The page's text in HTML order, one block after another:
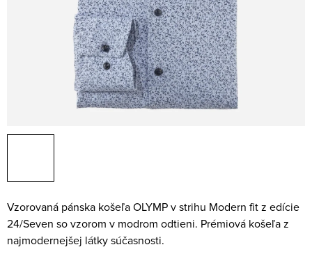
Vzorovaná pánska košeľa OLYMP v strihu Modern fit z edície
24/Seven so vzorom v modrom odtieni. Prémiová košeľa z
najmodernejšej látky súčasnosti.